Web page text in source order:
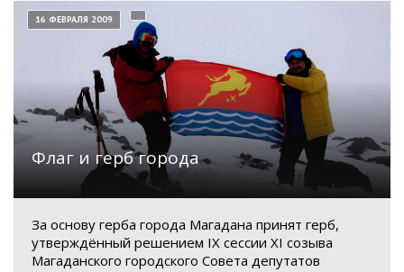
Флаг и герб города
16 ФЕВРАЛЯ 2009
За основу герба города Магадана принят герб,
утверждённый решением IX сессии XI созыва
Магаданского городского Совета депутатов